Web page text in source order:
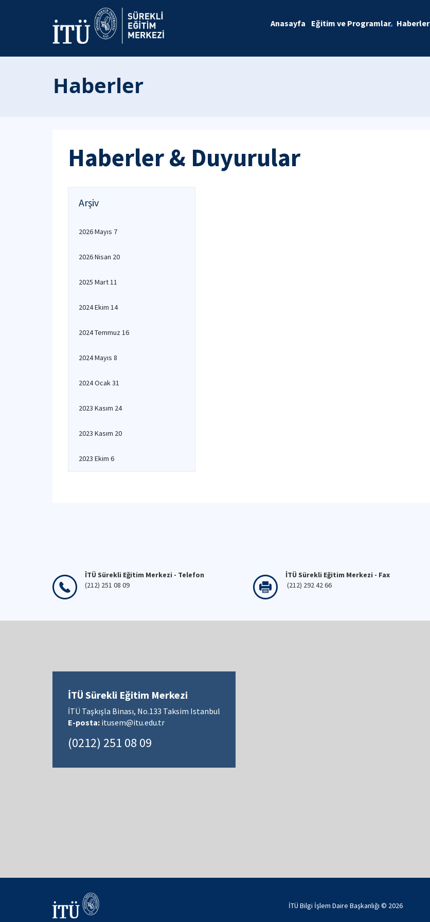
Anasayfa Eğitim ve Programlar Haberler
Haberler
Haberler & Duyurular
Arşiv
2026 Mayıs 7
2026 Nisan 20
2025 Mart 11
2024 Ekim 14
2024 Temmuz 16
2024 Mayıs 8
2024 Ocak 31
2023 Kasım 24
2023 Kasım 20
2023 Ekim 6
İTÜ Sürekli Eğitim Merkezi - Telefon
(212) 251 08 09
İTÜ Sürekli Eğitim Merkezi - Fax
(212) 292 42 66
İTÜ Sürekli Eğitim Merkezi
İTÜ Taşkışla Binası, No.133 Taksim Istanbul
E-posta: itusem@itu.edu.tr
(0212) 251 08 09
İTÜ Bilgi İşlem Daire Başkanlığı © 2026